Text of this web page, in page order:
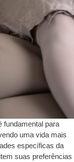
fundamental para
uma vida mais
específicas da
suas preferências